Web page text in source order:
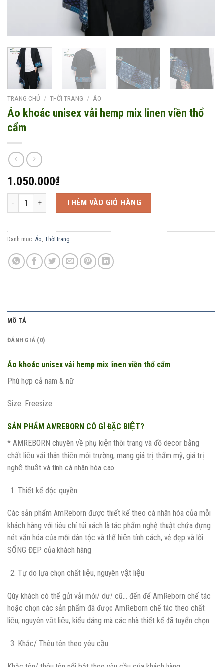
TRANG CHỦ / THỜI TRANG / ÁO
Áo khoác unisex vải hemp mix linen viền thổ
cẩm
1.050.000₫
Áo khoác unisex vải hemp mix linen viền thổ cẩm số lượng
THÊM VÀO GIỎ HÀNG
Danh mục: Áo, Thời trang
MÔ TẢ
ĐÁNH GIÁ (0)
Áo khoác unisex vải hemp mix linen viền thổ cẩm
Phù hợp cả nam & nữ
Size: Freesize
SẢN PHẨM AMREBORN CÓ GÌ ĐẶC BIỆT?
* AMREBORN chuyên về phụ kiện thời trang và đồ decor bằng
chất liệu vải thân thiện môi trường, mang giá trị thẩm mỹ, giá trị
nghệ thuật và tính cá nhân hóa cao
Thiết kế độc quyền
Các sản phẩm AmReborn được thiết kế theo cá nhân hóa của mỗi
khách hàng với tiêu chí túi xách là tác phẩm nghệ thuật chứa đựng
nét văn hóa của mỗi dân tộc và thể hiện tính cách, vẻ đẹp và lối
SỐNG ĐẸP của khách hàng
Tự do lựa chọn chất liệu, nguyên vật liệu
Qúy khách có thể gửi vải mới/ dư/ cũ… đến để AmReborn chế tác
hoặc chọn các sản phẩm đã được AmReborn chế tác theo chất
liệu, nguyên vật liệu, kiểu dáng mà các nhà thiết kế đã tuyển chọn
Khắc/ Thêu tên theo yêu cầu